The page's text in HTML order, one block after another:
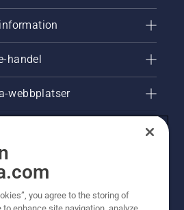
handel
webbplatser
you agree to the storing of